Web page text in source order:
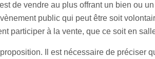
de vendre au plus offrant un bien ou
public qui peut être soit
participer à la vente, que ce soit en
Il est nécessaire de préciser